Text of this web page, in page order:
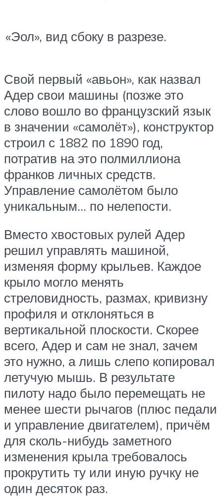
«Эол», вид сбоку в разрезе.
Свой первый «авьон», как назвал
Адер свои машины (позже это
слово вошло во французский язык
в значении «самолёт»), конструктор
строил с 1882 по 1890 год,
потратив на это полмиллиона
франков личных средств.
Управление самолётом было
уникальным… по нелепости.
Вместо хвостовых рулей Адер
решил управлять машиной,
изменяя форму крыльев. Каждое
крыло могло менять
стреловидность, размах, кривизну
профиля и отклоняться в
вертикальной плоскости. Скорее
всего, Адер и сам не знал, зачем
это нужно, а лишь слепо копировал
летучую мышь. В результате
пилоту надо было перемещать не
менее шести рычагов (плюс педали
и управление двигателем), причём
для сколь-нибудь заметного
изменения крыла требовалось
прокрутить ту или иную ручку не
один десяток раз.